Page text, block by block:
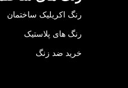
رنگ اکریلیک ساختمان
رنگ های پلاستیک
خرید ضد زنگ